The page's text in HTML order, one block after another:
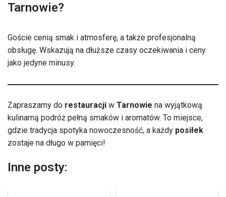
Tarnowie?
Goście cenią smak i atmosferę, a także profesjonalną
obsługę. Wskazują na dłuższe czasy oczekiwania i ceny
jako jedyne minusy.
Zapraszamy do restauracji w Tarnowie na wyjątkową
kulinarną podróż pełną smaków i aromatów. To miejsce,
gdzie tradycja spotyka nowoczesność, a każdy posiłek
zostaje na długo w pamięci!
Inne posty: